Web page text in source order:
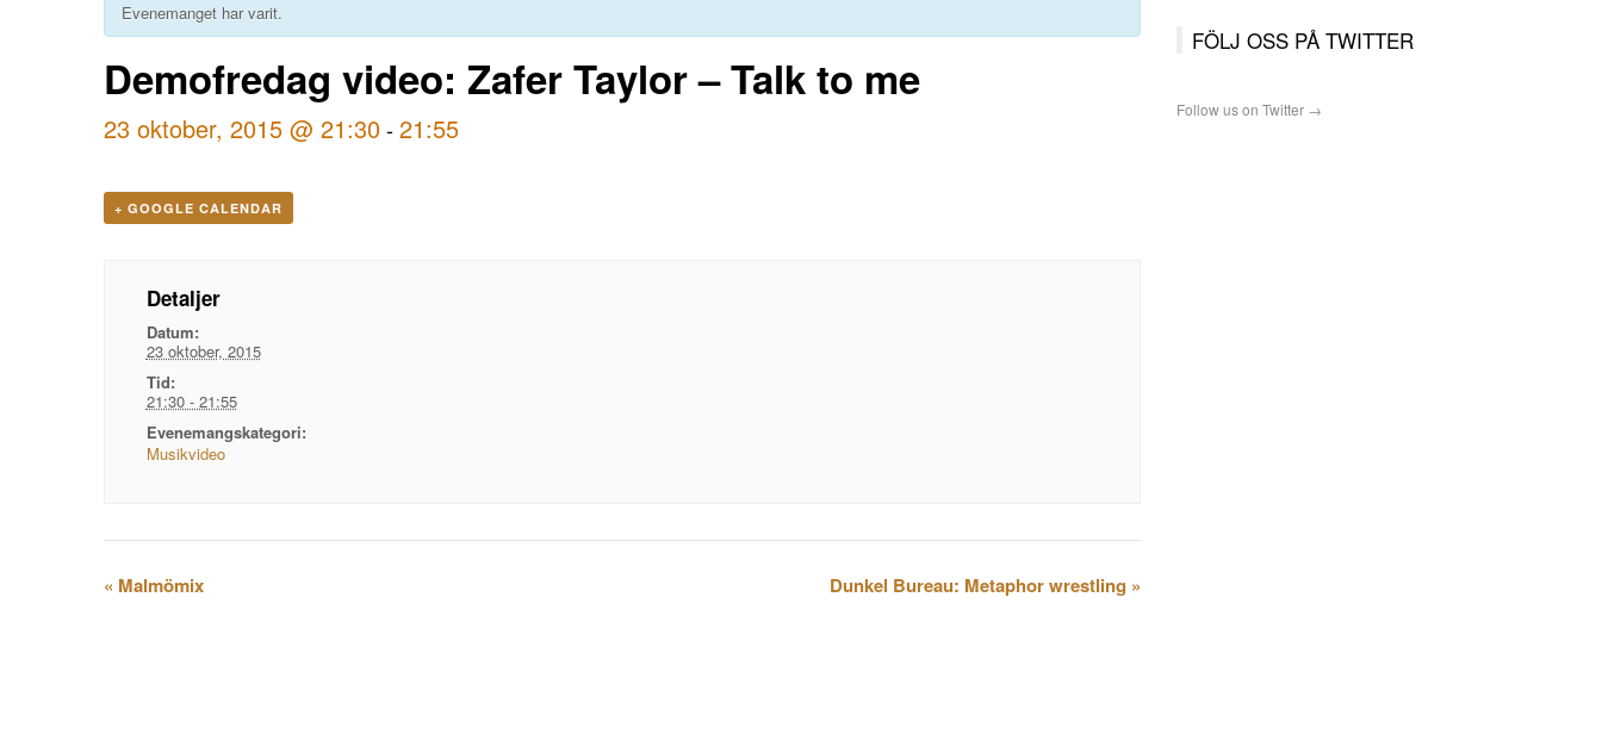
Evenemanget har varit.
Demofredag video: Zafer Taylor – Talk to me
23 oktober, 2015 @ 21:30-21:55
+ GOOGLE CALENDAR
Detaljer
Datum:
23 oktober, 2015
Tid:
21:30 - 21:55
Evenemangskategori:
Musikvideo
Evenemangsnavigation
« Malmömix Dunkel Bureau: Metaphor wrestling »
FÖLJ OSS PÅ TWITTER
Follow us on Twitter →